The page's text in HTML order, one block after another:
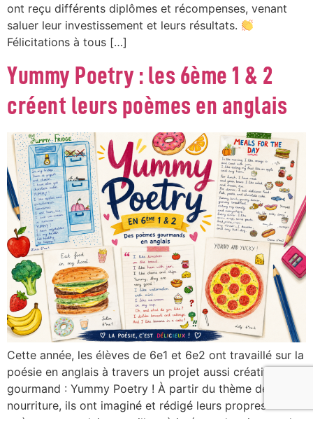
ont reçu différents diplômes et récompenses, venant
saluer leur investissement et leurs résultats.
Félicitations à tous […]
Yummy Poetry : les 6ème 1 & 2
créent leurs poèmes en anglais
Cette année, les élèves de 6e1 et 6e2 ont travaillé sur la
poésie en anglais à travers un projet aussi créatif que
gourmand : Yummy Poetry ! À partir du thème de la
nourriture, ils ont imaginé et rédigé leurs propres
poèmes en anglais en veillant à intégrer des rimes et le